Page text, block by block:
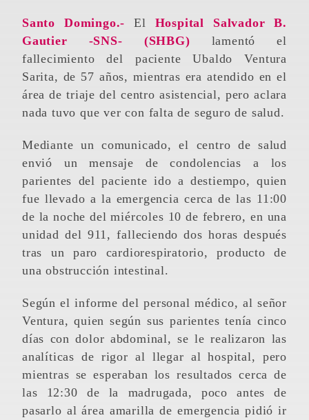
Santo Domingo.-El Hospital Salvador B.
Gautier -SNS- (SHBG) lamentó el
fallecimiento del paciente Ubaldo Ventura
Sarita, de 57 años, mientras era atendido en el
área de triaje del centro asistencial, pero aclara
nada tuvo que ver con falta de seguro de salud.
Mediante un comunicado, el centro de salud
envió un mensaje de condolencias a los
parientes del paciente ido a destiempo, quien
fue llevado a la emergencia cerca de las 11:00
de la noche del miércoles 10 de febrero, en una
unidad del 911, falleciendo dos horas después
tras un paro cardiorespiratorio, producto de
una obstrucción intestinal.
Según el informe del personal médico, al señor
Ventura, quien según sus parientes tenía cinco
días con dolor abdominal, se le realizaron las
analíticas de rigor al llegar al hospital, pero
mientras se esperaban los resultados cerca de
las 12:30 de la madrugada, poco antes de
pasarlo al área amarilla de emergencia pidió ir